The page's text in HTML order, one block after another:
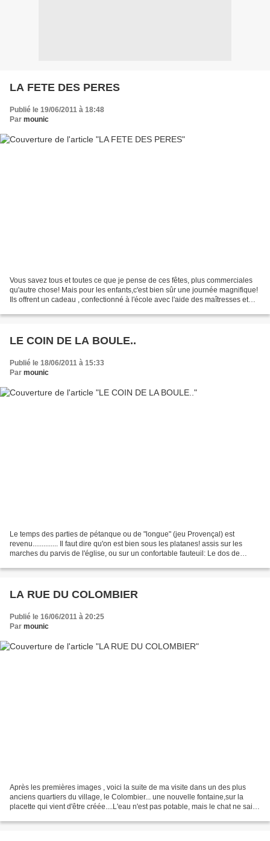
LA FETE DES PERES
Publié le 19/06/2011 à 18:48
Par mounic
Vous savez tous et toutes ce que je pense de ces fêtes, plus commerciales
qu'autre chose! Mais pour les enfants,c'est bien sûr une journée magnifique!
Ils offrent un cadeau , confectionné à l'école avec l'aide des maîtresses et
LE COIN DE LA BOULE..
Publié le 18/06/2011 à 15:33
Par mounic
Le temps des parties de pétanque ou de "longue" (jeu Provençal) est
revenu.............. Il faut dire qu'on est bien sous les platanes! assis sur les
marches du parvis de l'église, ou sur un confortable fauteuil: Le dos de
LA RUE DU COLOMBIER
Publié le 16/06/2011 à 20:25
Par mounic
Après les premières images , voici la suite de ma visite dans un des plus
anciens quartiers du village, le Colombier... une nouvelle fontaine,sur la
placette qui vient d'être créée....L'eau n'est pas potable, mais le chat ne sait